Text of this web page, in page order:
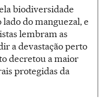
biodiversidade
do manguezal, e
lembram as
a devastação perto
decretou a maior
protegidas da